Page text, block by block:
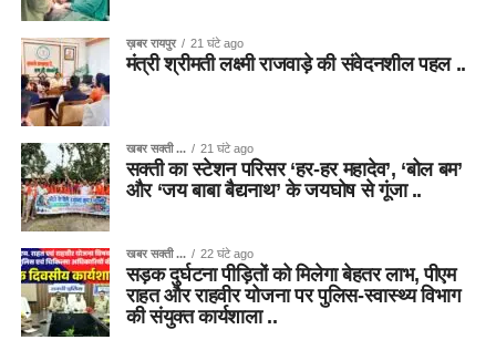
ख़बर रायपुर 21 घंटे ago
मंत्री श्रीमती लक्ष्मी राजवाड़े की संवेदनशील पहल ..
खबर सक्ती ... 21 घंटे ago
सक्ती का स्टेशन परिसर ‘हर-हर महादेव’, ‘बोल बम’
और ‘जय बाबा बैद्यनाथ’ के जयघोष से गूंजा ..
खबर सक्ती ... 22 घंटे ago
सड़क दुर्घटना पीड़ितों को मिलेगा बेहतर लाभ, पीएम
राहत और राहवीर योजना पर पुलिस-स्वास्थ्य विभाग
की संयुक्त कार्यशाला ..